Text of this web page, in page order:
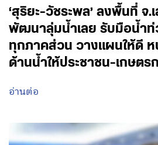
‘สุริยะ-วัชระพล’ ลงพื้นที่ จ.
พัฒนาลุ่มน้ำเลย รับมือน้ำ
ทุกภาคส่วน วางแผนให้ดี
ด้านน้ำให้ประชาชน-เกษตร
อ่านต่อ